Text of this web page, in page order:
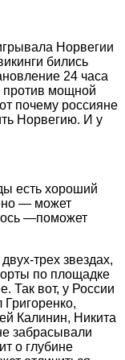
Норвегии
бились
24 часа
против мощной
почему россияне
Норвегию. И у
есть хороший
— может
—поможет
трех звездах,
по площадке
Так вот, у России
Калинин, Никита
забрасывали
о глубине